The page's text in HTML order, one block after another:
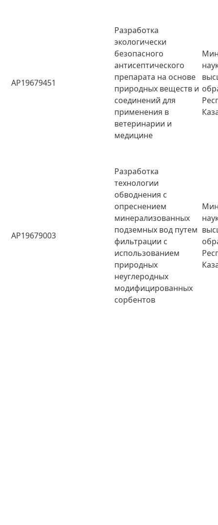
AP19679451
Разработка
экологически
безопасного
антисептического
препарата на основе
природных веществ и
соединений для
применения в
ветеринарии и
медицине
AP19679003
Разработка
технологии
обводнения с
опреснением
минерализованных
подземных вод путем
фильтрации с
использованием
природных
неуглеродных
модифицированных
сорбентов